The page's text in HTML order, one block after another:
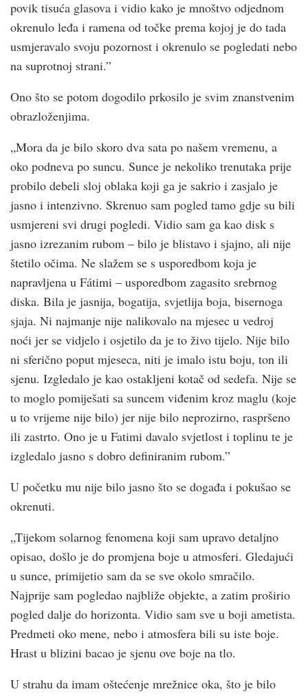
povik tisuća glasova i vidio kako je mnoštvo odjednom
okrenulo leđa i ramena od točke prema kojoj je do tada
usmjeravalo svoju pozornost i okrenulo se pogledati nebo
na suprotnoj strani.”
Ono što se potom dogodilo prkosilo je svim znanstvenim
obrazloženjima.
„Mora da je bilo skoro dva sata po našem vremenu, a
oko podneva po suncu. Sunce je nekoliko trenutaka prije
probilo debeli sloj oblaka koji ga je sakrio i zasjalo je
jasno i intenzivno. Skrenuo sam pogled tamo gdje su bili
usmjereni svi drugi pogledi. Vidio sam ga kao disk s
jasno izrezanim rubom – bilo je blistavo i sjajno, ali nije
štetilo očima. Ne slažem se s usporedbom koja je
napravljena u Fátimi – usporedbom zagasito srebrnog
diska. Bila je jasnija, bogatija, svjetlija boja, bisernoga
sjaja. Ni najmanje nije nalikovalo na mjesec u vedroj
noći jer se vidjelo i osjetilo da je to živo tijelo. Nije bilo
ni sferično poput mjeseca, niti je imalo istu boju, ton ili
sjenu. Izgledalo je kao ostakljeni kotač od sedefa. Nije se
to moglo pomiješati sa suncem viđenim kroz maglu (koje
u to vrijeme nije bilo) jer nije bilo neprozirno, raspršeno
ili zastrto. Ono je u Fatimi davalo svjetlost i toplinu te je
izgledalo jasno s dobro definiranim rubom.”
U početku mu nije bilo jasno što se događa i pokušao se
okrenuti.
„Tijekom solarnog fenomena koji sam upravo detaljno
opisao, došlo je do promjena boje u atmosferi. Gledajući
u sunce, primijetio sam da se sve okolo smračilo.
Najprije sam pogledao najbliže objekte, a zatim proširio
pogled dalje do horizonta. Vidio sam sve u boji ametista.
Predmeti oko mene, nebo i atmosfera bili su iste boje.
Hrast u blizini bacao je sjenu ove boje na tlo.
U strahu da imam oštećenje mrežnice oka, što je bilo